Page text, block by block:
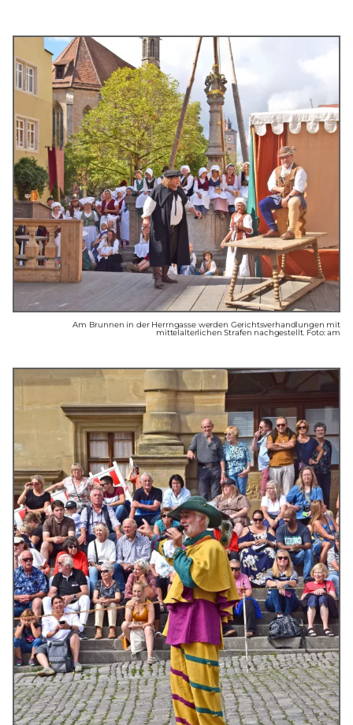
Am Brunnen in der Herrngasse werden Gerichtsverhandlungen mit
mittelalterlichen Strafen nach­gestellt. Foto: am